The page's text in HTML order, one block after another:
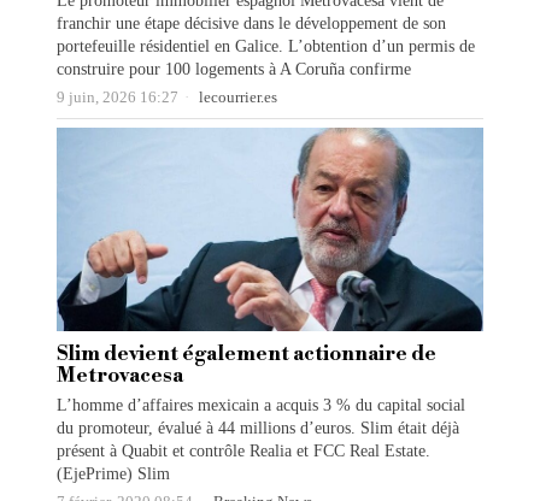
franchir une étape décisive dans le développement de son
portefeuille résidentiel en Galice. L’obtention d’un permis de
construire pour 100 logements à A Coruña confirme
9 juin, 2026 16:27 lecourrier.es
Slim devient également actionnaire de
Metrovacesa
L’homme d’affaires mexicain a acquis 3 % du capital social
du promoteur, évalué à 44 millions d’euros. Slim était déjà
présent à Quabit et contrôle Realia et FCC Real Estate.
(EjePrime) Slim